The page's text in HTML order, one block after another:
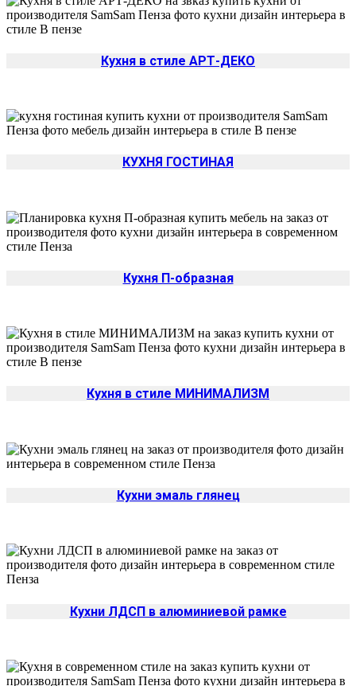
Кухня в стиле АРТ-ДЕКО
КУХНЯ ГОСТИНАЯ
Кухня П-образная
Кухня в стиле МИНИМАЛИЗМ
Кухни эмаль глянец
Кухни ЛДСП в алюминиевой рамке